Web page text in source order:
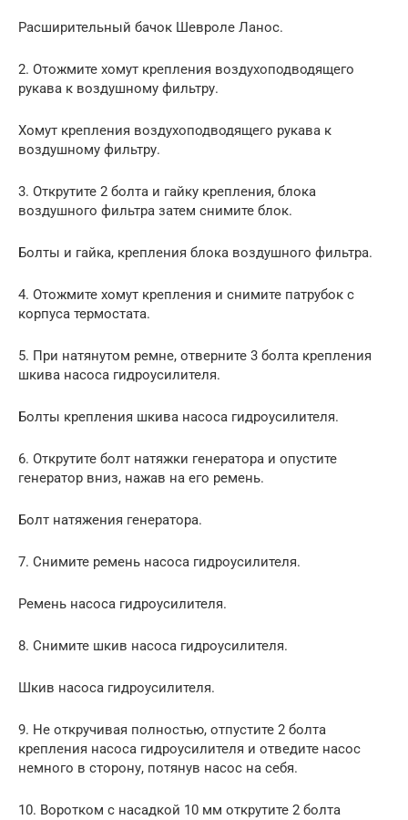
Расширительный бачок Шевроле Ланос.
2. Отожмите хомут крепления воздухоподводящего
рукава к воздушному фильтру.
Хомут крепления воздухоподводящего рукава к
воздушному фильтру.
3. Открутите 2 болта и гайку крепления, блока
воздушного фильтра затем снимите блок.
Болты и гайка, крепления блока воздушного фильтра.
4. Отожмите хомут крепления и снимите патрубок с
корпуса термостата.
5. При натянутом ремне, отверните 3 болта крепления
шкива насоса гидроусилителя.
Болты крепления шкива насоса гидроусилителя.
6. Открутите болт натяжки генератора и опустите
генератор вниз, нажав на его ремень.
Болт натяжения генератора.
7. Снимите ремень насоса гидроусилителя.
Ремень насоса гидроусилителя.
8. Снимите шкив насоса гидроусилителя.
Шкив насоса гидроусилителя.
9. Не откручивая полностью, отпустите 2 болта
крепления насоса гидроусилителя и отведите насос
немного в сторону, потянув насос на себя.
10. Воротком с насадкой 10 мм открутите 2 болта